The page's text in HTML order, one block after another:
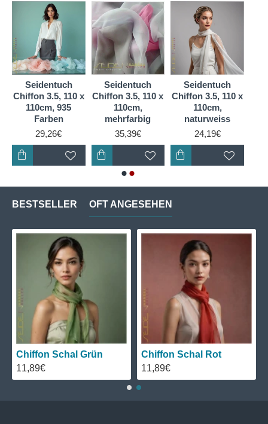
Seidentuch
Chiffon 3.5, 110 x
110cm, 935
Farben
29,26€
Seidentuch
Chiffon 3.5, 110 x
110cm,
mehrfarbig
35,39€
Seidentuch
Chiffon 3.5, 110 x
110cm,
naturweiss
24,19€
BESTSELLER OFT ANGESEHEN
Chiffon Schal Grün
11,89€
Chiffon Schal Rot
11,89€